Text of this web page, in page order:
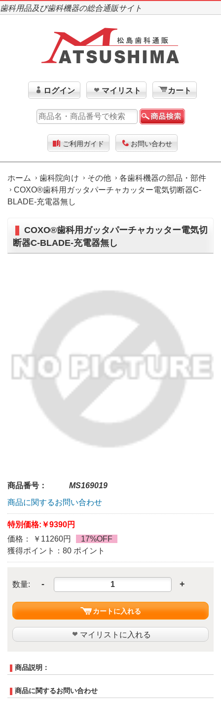
歯科用品及び歯科機器の総合通販サイト
ログイン マイリスト カート
ご利用ガイド お問い合わせ
ホーム 歯科院向け その他
各歯科機器の部品・部件
COXO®歯科用ガッタパーチャカッター電気切断器C-
BLADE-充電器無し
COXO®歯科用ガッタパーチャカッター電気切
断器C-BLADE-充電器無し
商品番号：
MS169019
商品に関するお問い合わせ
特別価格: ￥9390円
価格： ￥11260円
17%OFF
獲得ポイント：80 ポイント
数量: - +
カートに入れる
マイリストに入れる
商品説明：
商品に関するお問い合わせ